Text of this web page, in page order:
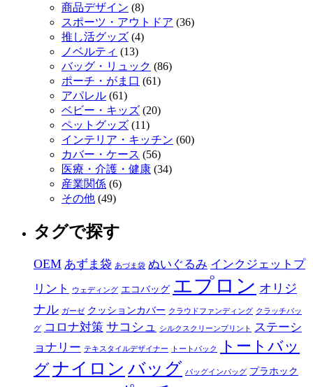
商品デザイン (8)
スポーツ・アウトドア (36)
推し活グッズ (4)
ノベルティ (13)
バッグ・リュック (86)
ポーチ・がま口 (61)
アパレル (61)
ベビー・キッズ (20)
ペットグッズ (11)
インテリア・キッチン (60)
カバー・ケース (56)
医療・介護・健康 (34)
産業関係 (6)
その他 (49)
タグで探す
OEM あずま袋 あづま袋 ぬいぐるみ インクジェットプ
リント
ウェディング エコバッグ エプロン オリジ
ナル ガーゼ クッションカバー クラウドファンディング クラッチバッ
グ コロナ対策 サコシュ シルクスクリーンプリント
ステーシ
ョナリー テキスタイルデザイナー トートバック
トートバッ
グナイロン バッグ バッグインバッグ プラホック